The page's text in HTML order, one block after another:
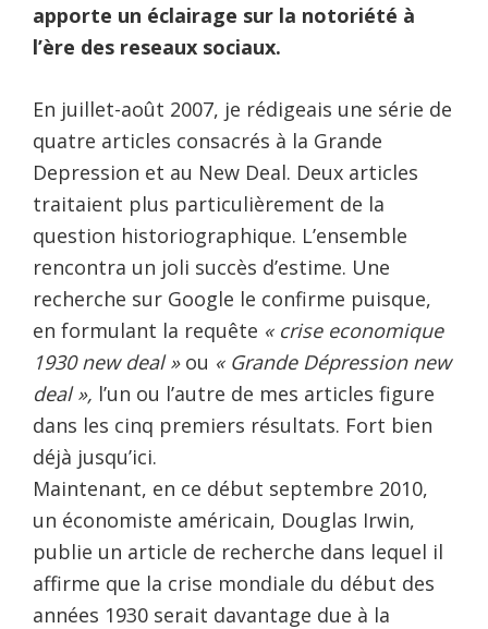
apporte un éclairage sur la notoriété à
l’ère des reseaux sociaux.
En juillet-août 2007, je rédigeais une série de
quatre articles consacrés à la Grande
Depression et au New Deal. Deux articles
traitaient plus particulièrement de la
question historiographique. L’ensemble
rencontra un joli succès d’estime. Une
recherche sur Google le confirme puisque,
en formulant la requête « crise economique
1930 new deal »ou « Grande Dépression new
deal », l’un ou l’autre de mes articles figure
dans les cinq premiers résultats. Fort bien
déjà jusqu’ici.
Maintenant, en ce début septembre 2010,
un économiste américain, Douglas Irwin,
publie un article de recherche dans lequel il
affirme que la crise mondiale du début des
années 1930 serait davantage due à la